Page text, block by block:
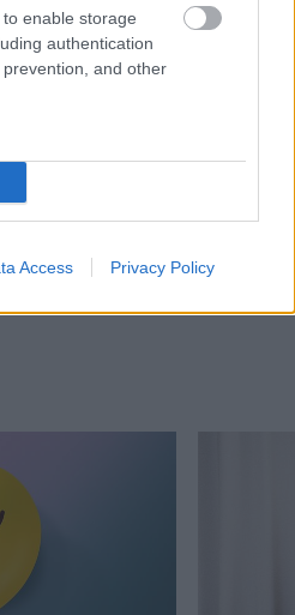
enable storage
authentication
and other
Access Privacy Policy